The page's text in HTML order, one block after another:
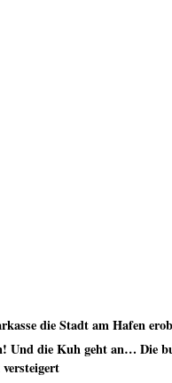
die Stadt am Hafen
Und die Kuh geht an… Die